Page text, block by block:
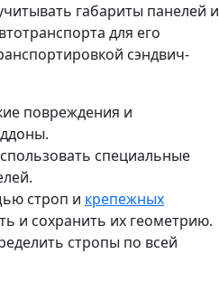
габариты панелей и
для его
сэндвич-
повреждения и
специальные
строп и крепежных
и сохранить их геометрию.
стропы по всей